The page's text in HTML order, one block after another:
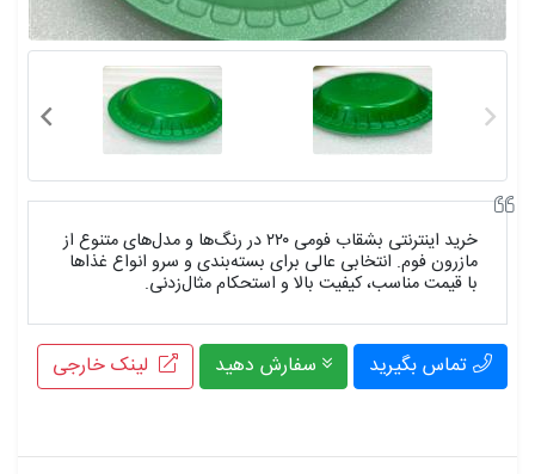
خرید اینترنتی بشقاب فومی ۲۲۰ در رنگ‌ها و مدل‌های متنوع از
مازرون فوم. انتخابی عالی برای بسته‌بندی و سرو انواع غذاها
با قیمت مناسب، کیفیت بالا و استحکام مثال‌زدنی.
تماس بگیرید سفارش دهید لینک خارجی